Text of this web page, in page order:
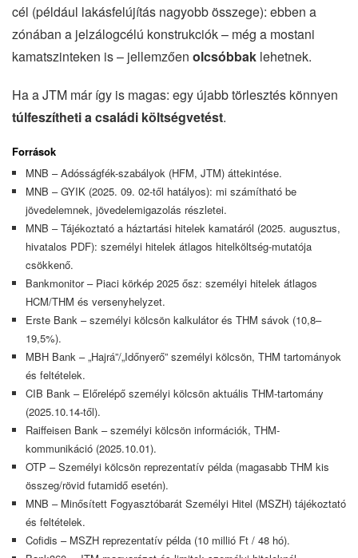
cél (például lakásfelújítás nagyobb összege): ebben a
zónában a jelzálogcélú konstrukciók – még a mostani
kamatszinteken is – jellemzően olcsóbbak lehetnek.
Ha a JTM már így is magas: egy újabb törlesztés könnyen
túlfeszítheti a családi költségvetést.
Források
MNB – Adósságfék-szabályok (HFM, JTM) áttekintése.
MNB – GYIK (2025. 09. 02-től hatályos): mi számítható be
jövedelemnek, jövedelemigazolás részletei.
MNB – Tájékoztató a háztartási hitelek kamatáról (2025. augusztus,
hivatalos PDF): személyi hitelek átlagos hitelköltség-mutatója
csökkenő.
Bankmonitor – Piaci körkép 2025 ősz: személyi hitelek átlagos
HCM/THM és versenyhelyzet.
Erste Bank – személyi kölcsön kalkulátor és THM sávok (10,8–
19,5%).
MBH Bank – „Hajrá”/„Időnyerő” személyi kölcsön, THM tartományok
és feltételek.
CIB Bank – Előrelépő személyi kölcsön aktuális THM-tartomány
(2025.10.14-től).
Raiffeisen Bank – személyi kölcsön információk, THM-
kommunikáció (2025.10.01).
OTP – Személyi kölcsön reprezentatív példa (magasabb THM kis
összeg/rövid futamidő esetén).
MNB – Minősített Fogyasztóbarát Személyi Hitel (MSZH) tájékoztató
és feltételek.
Cofidis – MSZH reprezentatív példa (10 millió Ft / 48 hó).